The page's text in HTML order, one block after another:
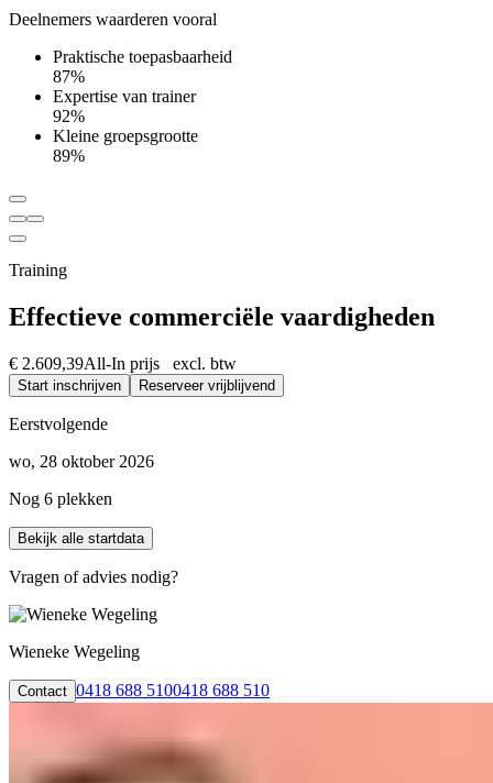
Deelnemers waarderen vooral
Praktische toepasbaarheid
87%
Expertise van trainer
92%
Kleine groepsgrootte
89%
Training
Effectieve commerciële vaardigheden
€ 2.609,39All-In prijs excl. btw
Start inschrijven Reserveer vrijblijvend
Eerstvolgende
wo, 28 oktober 2026
Nog 6 plekken
Bekijk alle startdata
Vragen of advies nodig?
Wieneke Wegeling
Contact 0418 688 5100418 688 510